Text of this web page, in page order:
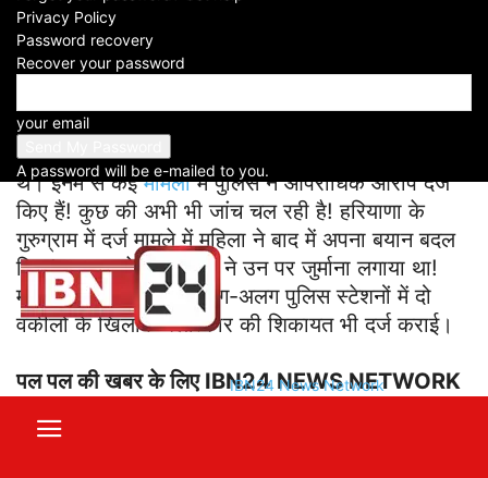
Privacy Policy
Password recovery
Recover your password
your email
A password will be e-mailed to you.
IBN24 News Network
Facebook
जयपुर की सदर थाना पुलिस ने एक ऐसी महिला को गिरफ्तार
किया है, जिस पर पिछले नौ साल में दुष्कर्म के 14 मामले दर्ज
थे। इनमें से कईमामलोंमें पुलिस ने आपराधिक आरोप दर्ज
किए हैं! कुछ की अभी भी जांच चल रही है! हरियाणा के
गुरुग्राम में दर्ज मामले में महिला ने बाद में अपना बयान बदल
दिया! इस मामले में भी कोर्ट ने उन पर जुर्माना लगाया था!
महिला ने जयपुर के दो अलग-अलग पुलिस स्टेशनों में दो
वकीलों के खिलाफ बलात्कार की शिकायत भी दर्ज कराई।
पल पल की खबर के लिए IBN24 NEWS NETWORK
लिंक: